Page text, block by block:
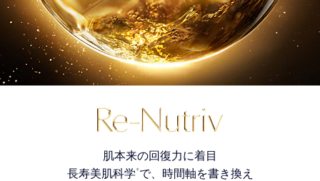
肌本来の回復力に着目
長寿美肌科学*で、時間軸を書き換え